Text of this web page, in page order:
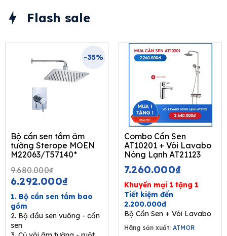
Flash sale
-35%
Bộ cần sen tắm âm
tường Sterope MOEN
M22063/T57140*
9.680.000₫Original
price
was:
9.680.000₫.
6.292.000₫price
is:
6.292.000₫.
1. Bộ cần sen tắm bao
gồm
2. Bộ đầu sen vuông - cần
sen
Combo Cần Sen
AT10201 + Vòi Lavabo
Nóng Lạnh AT21123
7.260.000₫
Khuyến mại 1 tặng 1
Tiết kiệm đến
2.200.000đ
Bộ Cần Sen + Vòi Lavabo
Hãng sản xuất: ATMOR